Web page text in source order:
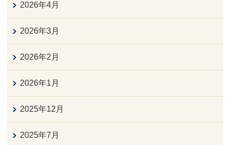
2026年4月
2026年3月
2026年2月
2026年1月
2025年12月
2025年7月